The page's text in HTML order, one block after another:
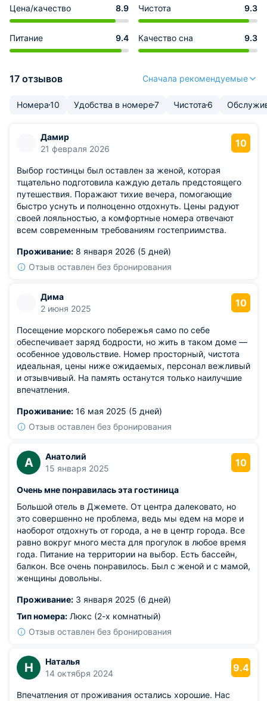
Цена/качество 8.9 Чистота 9.3
Питание 9.4 Качество сна 9.3
17 отзывов Сначала рекомендуемые
Номера10 Удобства в номере7 Чистота 6
Дамир
21 февраля 2026
10
Выбор гостинцы был оставлен за женой, которая
тщательно подготовила каждую деталь предстоящего
путешествия. Поражают тихие вечера, помогающие
быстро уснуть и полноценно отдохнуть. Цены радуют
своей лояльностью, а комфортные номера отвечают
всем современным требованиям гостеприимства.
Проживание: 8 января 2026 (5 дней)
Отзыв оставлен без бронирования
Дима
2 июня 2025
10
Посещение морского побережья само по себе
обеспечивает заряд бодрости, но жить в таком доме —
особенное удовольствие. Номер просторный, чистота
идеальная, цены ниже ожидаемых, персонал вежливый
и отзывчивый. На память останутся только наилучшие
впечатления.
Проживание: 16 мая 2025 (5 дней)
Отзыв оставлен без бронирования
А
Анатолий
15 января 2025
10
Очень мне понравилась эта гостиница
Большой отель в Джемете. От центра далековато, но
это совершенно не проблема, ведь мы едем на море и
наоборот отдохнуть от города, а не в центр города. Все
равно вокруг много места для прогулок в любое время
года. Питание на территории на выбор. Есть бассейн,
балкон. Все очень понравилось. Был с женой и с мамой,
женщины довольны.
Проживание: 3 января 2025 (6 дней)
Тип номера: Люкс (2-х комнатный)
Отзыв оставлен без бронирования
Н
Наталья
14 октября 2024
9.4
Впечатления от проживания остались хорошие. Нас